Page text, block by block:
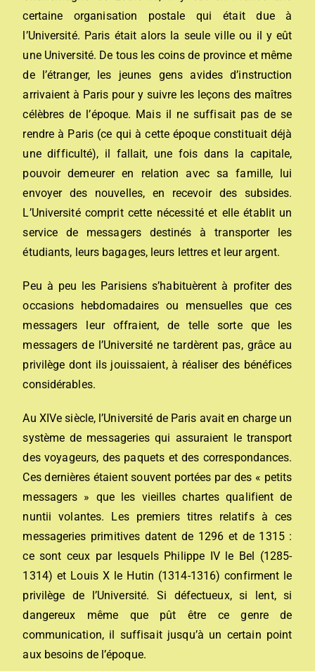
certaine organisation postale qui était due à
l’Université. Paris était alors la seule ville ou il y eût
une Université. De tous les coins de province et même
de l’étranger, les jeunes gens avides d’instruction
arrivaient à Paris pour y suivre les leçons des maîtres
célèbres de l’époque. Mais il ne suffisait pas de se
rendre à Paris (ce qui à cette époque constituait déjà
une difficulté), il fallait, une fois dans la capitale,
pouvoir demeurer en relation avec sa famille, lui
envoyer des nouvelles, en recevoir des subsides.
L’Université comprit cette nécessité et elle établit un
service de messagers destinés à transporter les
étudiants, leurs bagages, leurs lettres et leur argent.
Peu à peu les Parisiens s’habituèrent à profiter des
occasions hebdomadaires ou mensuelles que ces
messagers leur offraient, de telle sorte que les
messagers de l’Université ne tardèrent pas, grâce au
privilège dont ils jouissaient, à réaliser des bénéfices
considérables.
Au XIVe siècle, l’Université de Paris avait en charge un
système de messageries qui assuraient le transport
des voyageurs, des paquets et des correspondances.
Ces dernières étaient souvent portées par des « petits
messagers » que les vieilles chartes qualifient de
nuntii volantes. Les premiers titres relatifs à ces
messageries primitives datent de 1296 et de 1315 :
ce sont ceux par lesquels Philippe IV le Bel (1285-
1314) et Louis X le Hutin (1314-1316) confirment le
privilège de l’Université. Si défectueux, si lent, si
dangereux même que pût être ce genre de
communication, il suffisait jusqu’à un certain point
aux besoins de l’époque.